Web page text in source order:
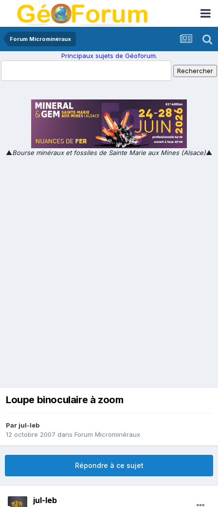
Forum Microminéraux
Principaux sujets de Géoforum.
▲Bourse minéraux et fossiles de Sainte Marie aux Mines (Alsace)▲
Loupe binoculaire à zoom
Par jul-leb
12 octobre 2007 dans Forum Microminéraux
Répondre à ce sujet
jul-leb